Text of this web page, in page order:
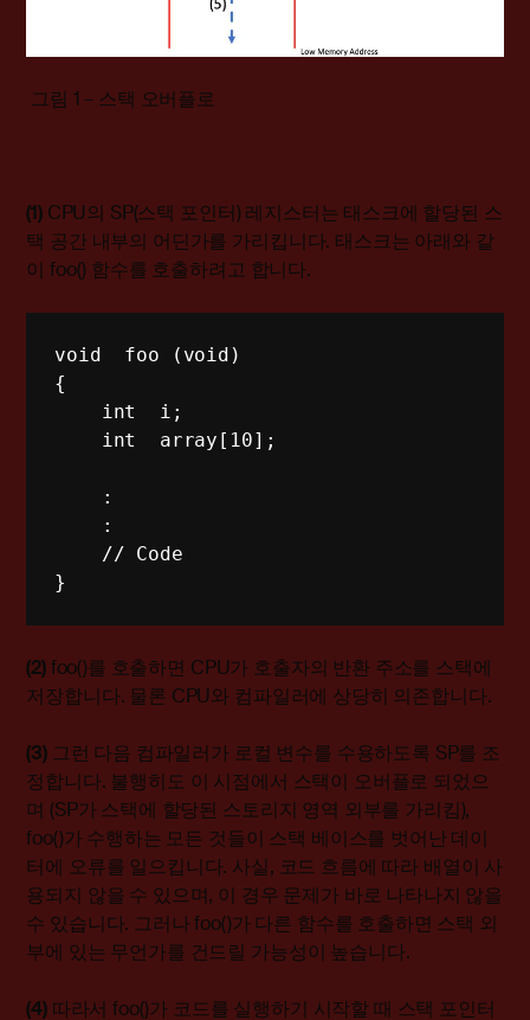
그림 1 – 스택 오버플로
(1)CPU의 SP(스택 포인터) 레지스터는 태스크에 할당된 스
택 공간 내부의 어딘가를 가리킵니다. 태스크는 아래와 같
이 foo() 함수를 호출하려고 합니다.
void  foo (void)
{
    int  i;
    int  array[10];
    :
    :
    // Code
}
(2)foo()를 호출하면 CPU가 호출자의 반환 주소를 스택에
저장합니다. 물론 CPU와 컴파일러에 상당히 의존합니다.
(3)그런 다음 컴파일러가 로컬 변수를 수용하도록 SP를 조
정합니다. 불행히도 이 시점에서 스택이 오버플로 되었으
며 (SP가 스택에 할당된 스토리지 영역 외부를 가리킴),
foo()가 수행하는 모든 것들이 스택 베이스를 벗어난 데이
터에 오류를 일으킵니다. 사실, 코드 흐름에 따라 배열이 사
용되지 않을 수 있으며, 이 경우 문제가 바로 나타나지 않을
수 있습니다. 그러나 foo()가 다른 함수를 호출하면 스택 외
부에 있는 무언가를 건드릴 가능성이 높습니다.
(4)따라서 foo()가 코드를 실행하기 시작할 때 스택 포인터